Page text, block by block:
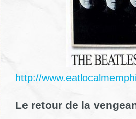
http://
Le retour de la